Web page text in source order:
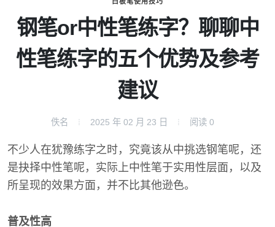
钢笔or中性笔练字？聊聊中
性笔练字的五个优势及参考
建议
佚名 2025 年 02 月 23 日 阅读 0
不少人在犹豫练字之时，究竟该从中挑选钢笔呢，还
是抉择中性笔呢，实际上中性笔于实用性层面，以及
所呈现的效果方面，并不比其他逊色。
普及性高